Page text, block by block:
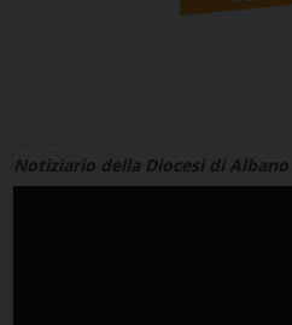
Notiziario della Diocesi di Albano